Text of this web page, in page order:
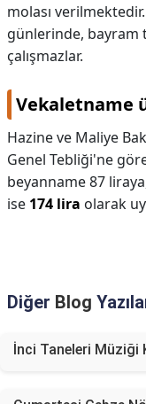
molası verilmektedir.
günlerinde, bayram
çalışmazlar.
Vekaletname
Hazine ve Maliye
Genel Tebliği'ne
beyanname 87
ise 174 lira olarak
Diğer Blog
İnci Taneleri Müziği